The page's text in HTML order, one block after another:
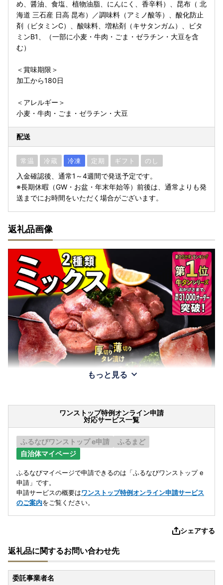
め、醤油、食塩、植物油脂、にんにく、香辛料）、昆布（ 北
海道 三石産 日高 昆布）／調味料（アミノ酸等）、酸化防止
剤（ビタミンC）、酸味料、増粘剤（キサタンガム）、ビタ
ミンB1、（一部に小麦・牛肉・ごま・ゼラチン・大豆を含
む）
＜賞味期限＞
加工から180日
＜アレルギー＞
小麦・牛肉・ごま・ゼラチン・大豆
配送
常温 冷蔵 冷凍 定期 ギフト のし
入金確認後、通常1～4週間で発送予定です。
※長期休暇（GW・お盆・年末年始等）前後は、通常よりも発
送までにお時間をいただく場合がございます。
返礼品画像
もっと見る
ワンストップ特例オンライン申請
対応サービス一覧
ふるなびワンストップ e申請
ふるまど
自治体マイページ
ふるなびマイページで申請できるのは「ふるなびワンストップ e
申請」です。
申請サービスの概要はワンストップ特例オンライン申請サービス
のご案内をご覧ください。
シェアする
返礼品に関するお問い合わせ先
委託事業者名